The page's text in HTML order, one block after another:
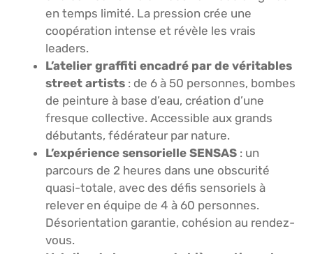
en temps limité. La pression crée une
coopération intense et révèle les vrais
leaders.
L’atelier graffiti encadré par de véritables
street artists : de 6 à 50 personnes, bombes
de peinture à base d’eau, création d’une
fresque collective. Accessible aux grands
débutants, fédérateur par nature.
L’expérience sensorielle SENSAS : un
parcours de 2 heures dans une obscurité
quasi-totale, avec des défis sensoriels à
relever en équipe de 4 à 60 personnes.
Désorientation garantie, cohésion au rendez-
vous.